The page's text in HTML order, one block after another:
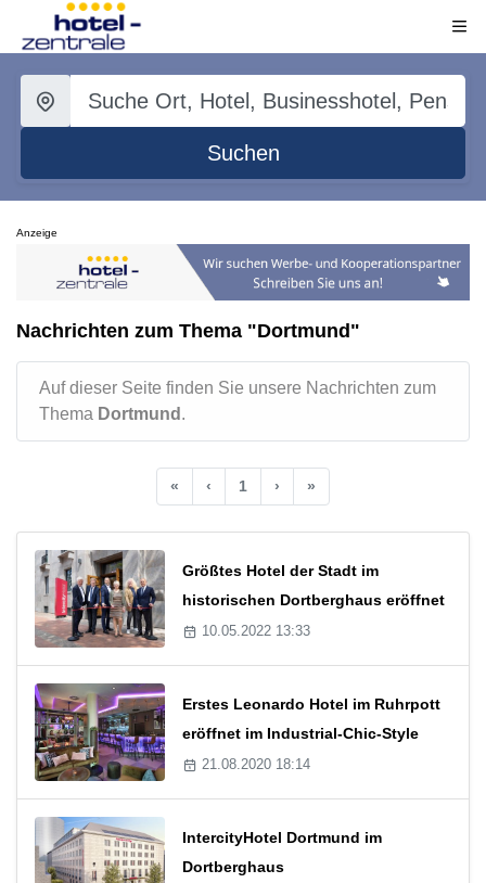
Suchen
Anzeige
Nachrichten zum Thema "Dortmund"
Auf dieser Seite finden Sie unsere Nachrichten zum
Thema Dortmund .
« ‹ 1 › »
Größtes Hotel der Stadt im
historischen Dortberghaus eröffnet
10.05.2022 13:33
Erstes Leonardo Hotel im Ruhrpott
eröffnet im Industrial-Chic-Style
21.08.2020 18:14
IntercityHotel Dortmund im
Dortberghaus